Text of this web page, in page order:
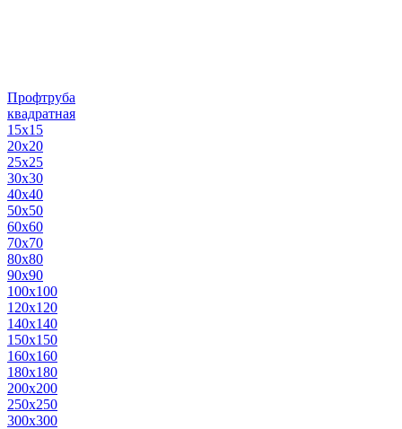
Профтруба
квадратная
15х15
20х20
25х25
30х30
40х40
50х50
60х60
70х70
80х80
90х90
100х100
120х120
140х140
150х150
160х160
180х180
200х200
250х250
300х300